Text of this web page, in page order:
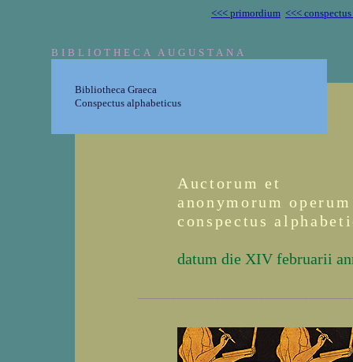
<<< primordium <<<
BIBLIOTHECA AUGUSTANA
Bibliotheca Graeca
Conspectus alphabeticus
Auctorum et
anonymorum operum
conspectus
datum die XIV februarii